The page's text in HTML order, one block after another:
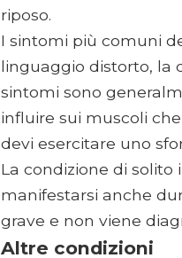
riposo.
I sintomi più comuni
linguaggio distorto, la
sintomi sono
influire sui muscoli
devi esercitare uno
La condizione di
manifestarsi anche
grave e non viene
Altre condizioni